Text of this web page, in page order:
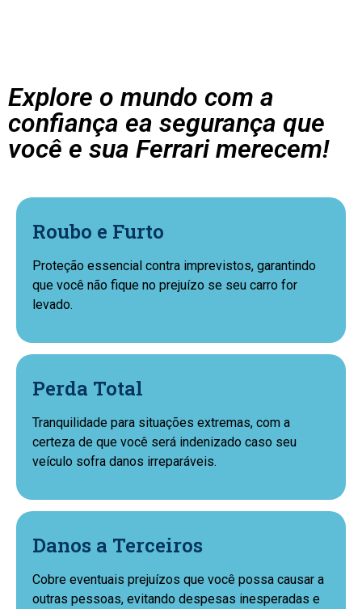
Explore o mundo com a
confiança ea segurança que
você e sua Ferrari merecem!
Roubo e Furto
Proteção essencial contra imprevistos, garantindo
que você não fique no prejuízo se seu carro for
levado.
Perda Total
Tranquilidade para situações extremas, com a
certeza de que você será indenizado caso seu
veículo sofra danos irreparáveis.
Danos a Terceiros
Cobre eventuais prejuízos que você possa causar a
outras pessoas, evitando despesas inesperadas e